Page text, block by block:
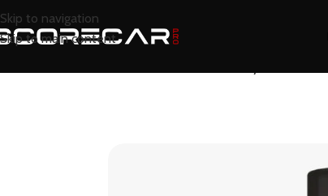
Skip to navigation
Skip to main content